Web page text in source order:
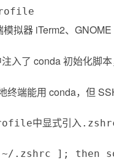
拟器 iTerm2、
入了 conda 初始化脚
终端能用 conda，但
中显式引入
]; then